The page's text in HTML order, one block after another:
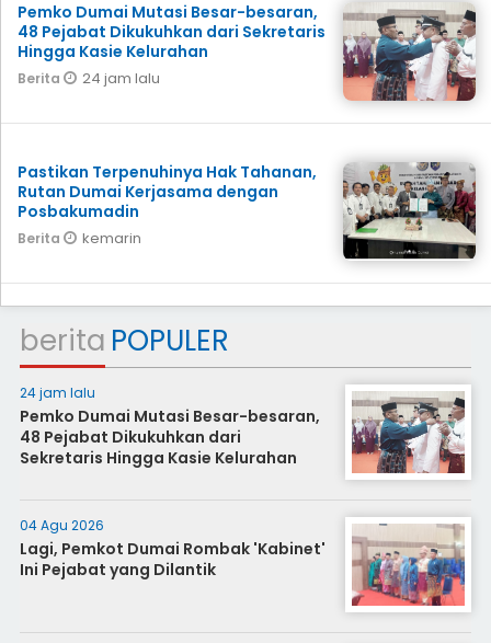
Pemko Dumai Mutasi Besar-besaran,
48 Pejabat Dikukuhkan dari Sekretaris
Hingga Kasie Kelurahan
Berita 24 jam lalu
Pastikan Terpenuhinya Hak Tahanan,
Rutan Dumai Kerjasama dengan
Posbakumadin
Berita kemarin
berita POPULER
24 jam lalu
Pemko Dumai Mutasi Besar-besaran,
48 Pejabat Dikukuhkan dari
Sekretaris Hingga Kasie Kelurahan
04 Agu 2026
Lagi, Pemkot Dumai Rombak 'Kabinet'
Ini Pejabat yang Dilantik